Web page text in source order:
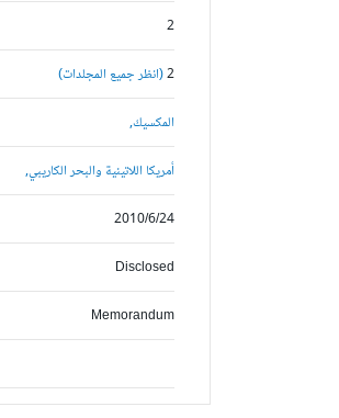
2
2(انظر جميع المجلدات)
المكسيك,
أمريكا اللاتينية والبحر الكاريبي,
2010/6/24
Disclosed
Memorandum